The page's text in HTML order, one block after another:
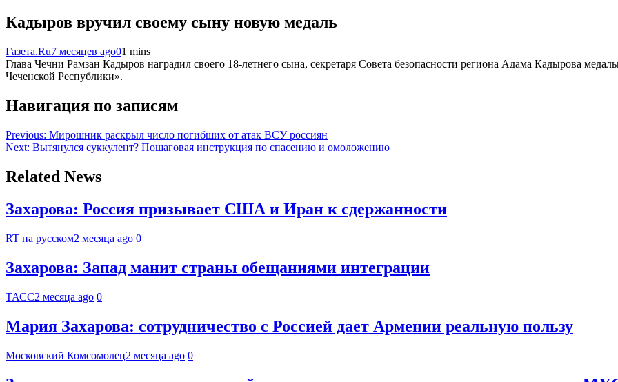
Кадыров вручил своему сыну новую медаль
Газета.Ru7 месяцев ago01 mins
Глава Чечни Рамзан Кадыров наградил своего 18-летнего сына, секретаря Совета безопасности региона Адама Кадырова
Чеченской Республики».
Навигация по записям
Previous: Мирошник раскрыл число погибших от атак ВСУ россиян
Next: Вытянулся суккулент? Пошаговая инструкция по спасению и омоложению
Related News
Захарова: Россия призывает США и Иран к сдержанности
RT на русском2 месяца ago 0
Захарова: Запад манит страны обещаниями интеграции
ТАСС2 месяца ago 0
Мария Захарова: сотрудничество с Россией дает Армении реальную пользу
Московский Комсомолец2 месяца ago 0